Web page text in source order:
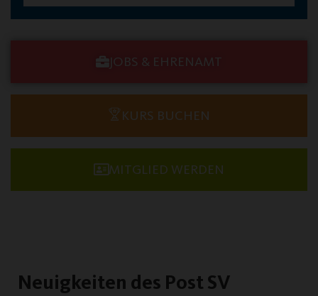
JOBS & EHRENAMT
KURS BUCHEN
MITGLIED WERDEN
Neuigkeiten des Post SV